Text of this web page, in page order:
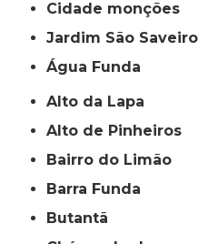
cidade monções
jardim São Saveiro
Água Funda
Alto da Lapa
Alto de Pinheiros
Bairro do Limão
Barra Funda
Butantã